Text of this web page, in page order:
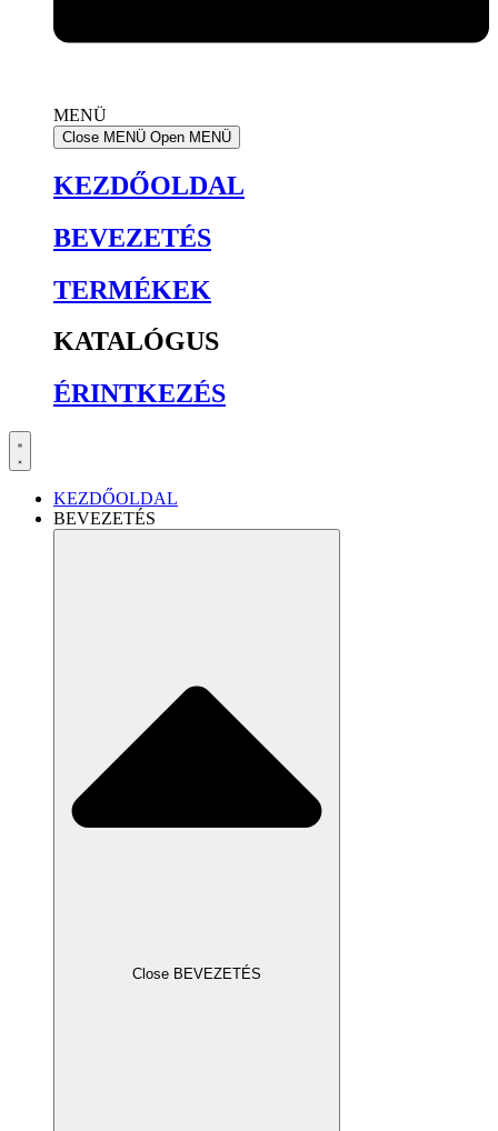
MENÜ
Close MENÜ Open MENÜ
KEZDŐOLDAL
BEVEZETÉS
TERMÉKEK
KATALÓGUS
ÉRINTKEZÉS
KEZDŐOLDAL
BEVEZETÉS
Close BEVEZETÉS